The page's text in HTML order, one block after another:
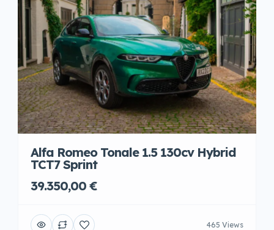
Alfa Romeo Tonale 1.5 130cv Hybrid
TCT7 Sprint
39.350,00 €
465 Views